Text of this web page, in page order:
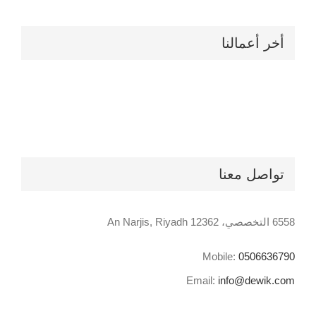
أخر أعمالنا
تواصل معنا
6558 التخصصي، An Narjis, Riyadh 12362
Mobile: 0506636790
Email: info@dewik.com